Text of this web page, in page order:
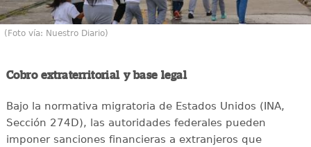
(Foto vía: Nuestro Diario)
Cobro extraterritorial y base legal
Bajo la normativa migratoria de Estados Unidos (INA,
Sección 274D), las autoridades federales pueden
imponer sanciones financieras a extranjeros que